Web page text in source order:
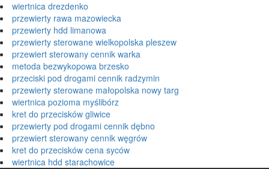
wiertnica drezdenko
przewierty rawa mazowiecka
przewierty hdd limanowa
przewierty sterowane wielkopolska pleszew
przewiert sterowany cennik warka
metoda bezwykopowa brzesko
przeciski pod drogami cennik radzymin
przewierty sterowane małopolska nowy targ
wiertnica pozioma myślibórz
kret do przecisków gliwice
przewierty pod drogami cennik dębno
przewiert sterowany cennik węgrów
kret do przecisków cena syców
wiertnica hdd starachowice